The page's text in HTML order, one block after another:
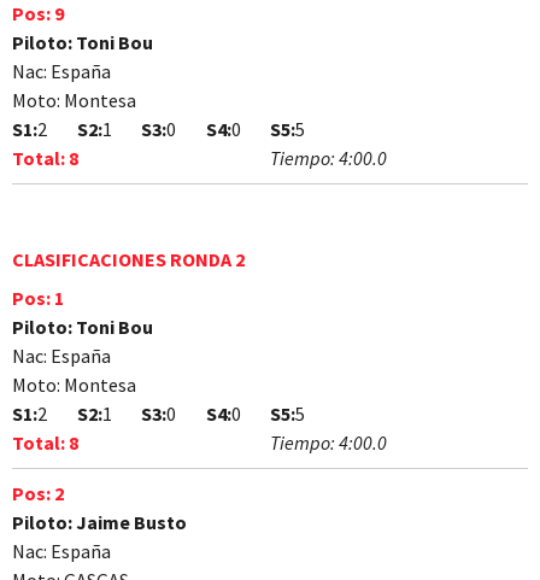
Pos: 9
Piloto: Toni Bou
Nac: España
Moto: Montesa
S1:2 S2:1 S3:0 S4:0 S5:5
Total: 8 Tiempo: 4:00.0
CLASIFICACIONES RONDA 2
Pos: 1
Piloto: Toni Bou
Nac: España
Moto: Montesa
S1:2 S2:1 S3:0 S4:0 S5:5
Total: 8 Tiempo: 4:00.0
Pos: 2
Piloto:Jaime Busto
Nac: España